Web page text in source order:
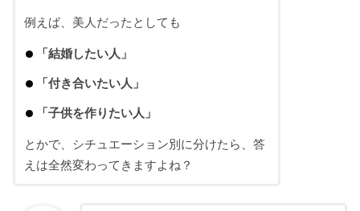
例えば、美人だったとしても
「結婚したい人」
「付き合いたい人」
「子供を作りたい人」
とかで、シチュエーション別に分けたら、答
えは全然変わってきますよね？